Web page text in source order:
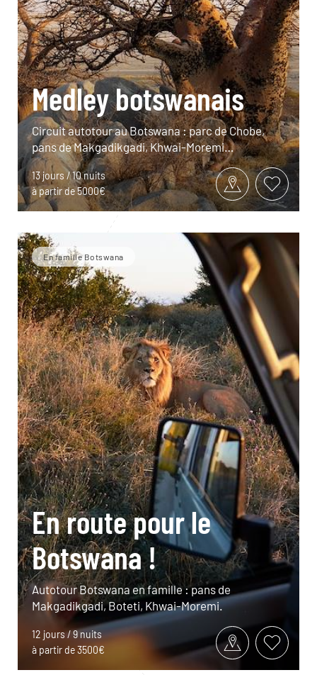
Medley botswanais
Circuit autotour au Botswana : parc de Chobe,
pans de Makgadikgadi, Khwai-Moremi…
13 jours / 10 nuits
à partir de 5000€
En famille Botswana
En route pour le
Botswana !
Autotour Botswana en famille : pans de
Makgadikgadi, Boteti, Khwai-Moremi.
12 jours / 9 nuits
à partir de 3500€